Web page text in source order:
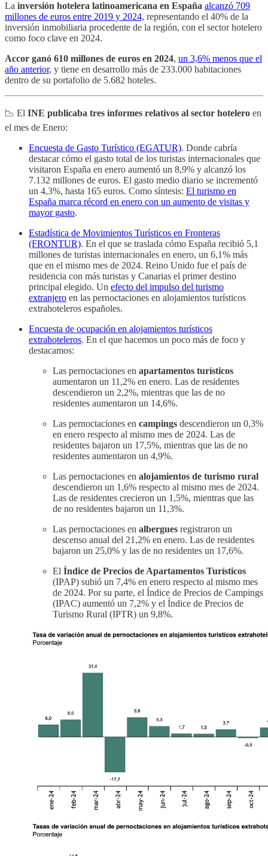
La inversión hotelera latinoamericana en España alcanzó 709
millones de euros entre 2019 y 2024, representando el 40% de la
inversión inmobiliaria procedente de la región, con el sector hotelero
como foco clave en 2024.
Accor ganó 610 millones de euros en 2024, un 3,6% menos que el
año anterior, y tiene en desarrollo más de 233.000 habitaciones
dentro de su portafolio de 5.682 hoteles.
📉 El INE publicaba tres informes relativos al sector hotelero en
el mes de Enero:
Encuesta de Gasto Turístico (EGATUR). Donde cabría
destacar cómo el gasto total de los turistas internacionales que
visitaron España en enero aumentó un 8,9% y alcanzó los
7.132 millones de euros. El gasto medio diario se incrementó
un 4,3%, hasta 165 euros. Como síntesis: El turismo en
España marca récord en enero con un aumento de visitas y
mayor gasto.
Estadística de Movimientos Turísticos en Fronteras
(FRONTUR). En el que se traslada cómo España recibió 5,1
millones de turistas internacionales en enero, un 6,1% más
que en el mismo mes de 2024. Reino Unido fue el país de
residencia con más turistas y Canarias el primer destino
principal elegido. Un efecto del impulso del turismo
extranjero en las pernoctaciones en alojamientos turísticos
extrahoteleros españoles.
Encuesta de ocupación en alojamientos turísticos
extrahoteleros. En el que hacemos un poco más de foco y
destacamos:
Las pernoctaciones en apartamentos turísticos
aumentaron un 11,2% en enero. Las de residentes
descendieron un 2,2%, mientras que las de no
residentes aumentaron un 14,6%.
Las pernoctaciones en campings descendieron un 0,3%
en enero respecto al mismo mes de 2024. Las de
residentes bajaron un 17,5%, mientras que las de no
residentes aumentaron un 4,9%.
Las pernoctaciones en alojamientos de turismo rural
descendieron un 1,6% respecto al mismo mes de 2024.
Las de residentes crecieron un 1,5%, mientras que las
de no residentes bajaron un 11,3%.
Las pernoctaciones en albergues registraron un
descenso anual del 21,2% en enero. Las de residentes
bajaron un 25,0% y las de no residentes un 17,6%.
El Índice de Precios de Apartamentos Turísticos
(IPAP) subió un 7,4% en enero respecto al mismo mes
de 2024. Por su parte, el Índice de Precios de Campings
(IPAC) aumentó un 7,2% y el Índice de Precios de
Turismo Rural (IPTR) un 9,8%.